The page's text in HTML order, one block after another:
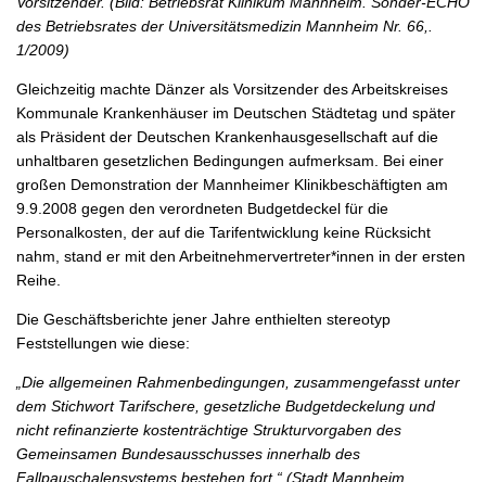
des Betriebsrates der Universitätsmedizin Mannheim Nr. 66,.
1/2009)
Gleichzeitig machte Dänzer als Vorsitzender des Arbeitskreises
Kommunale Krankenhäuser im Deutschen Städtetag und später
als Präsident der Deutschen Krankenhausgesellschaft auf die
unhaltbaren gesetzlichen Bedingungen aufmerksam. Bei einer
großen Demonstration der Mannheimer Klinikbeschäftigten am
9.9.2008 gegen den verordneten Budgetdeckel für die
Personalkosten, der auf die Tarifentwicklung keine Rücksicht
nahm, stand er mit den Arbeitnehmervertreter*innen in der ersten
Reihe.
Die Geschäftsberichte jener Jahre enthielten stereotyp
Feststellungen wie diese:
„Die allgemeinen Rahmenbedingungen, zusammengefasst unter
dem Stichwort Tarifschere, gesetzliche Budgetdeckelung und
nicht refinanzierte kostenträchtige Strukturvorgaben des
Gemeinsamen Bundesausschusses innerhalb des
Fallpauschalensystems bestehen fort.“ (Stadt Mannheim,